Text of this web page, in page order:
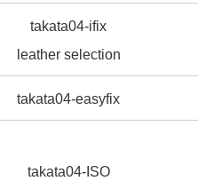
takata04-ifix
leather selection
takata04-easyfix
takata04-ISO